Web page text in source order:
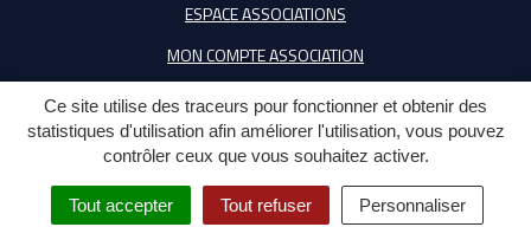
Ce site utilise des traceurs pour fonctionner et obtenir des
statistiques d'utilisation afin améliorer l'utilisation, vous pouvez
contrôler ceux que vous souhaitez activer.
Tout accepter Tout refuser Personnaliser
ESPACE ASSOCIATIONS
MON COMPTE ASSOCIATION